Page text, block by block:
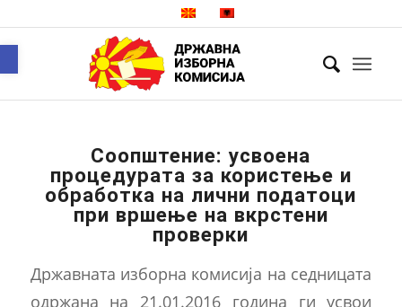
Соопштение: усвоена
процедурата за користење и
обработка на лични податоци
при вршење на вкрстени
проверки
Државната изборна комисија на седницата
одржана на 21.01.2016 година ги усвои
Open toolbar